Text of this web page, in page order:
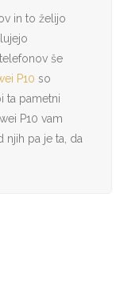
in to želijo
še
P10 so
ta pametni
P10 vam
njih pa je ta, da